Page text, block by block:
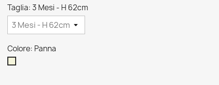
Taglia: 3 Mesi - H 62cm
Colore: Panna